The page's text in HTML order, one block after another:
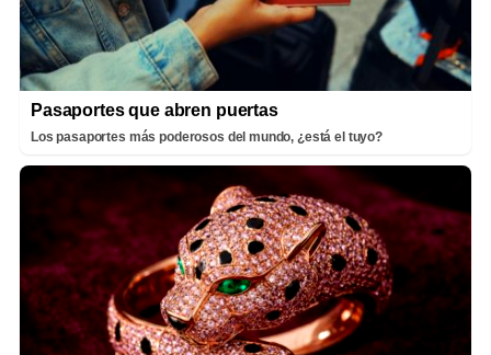
Pasaportes que abren puertas
Los pasaportes más poderosos del mundo, ¿está el tuyo?